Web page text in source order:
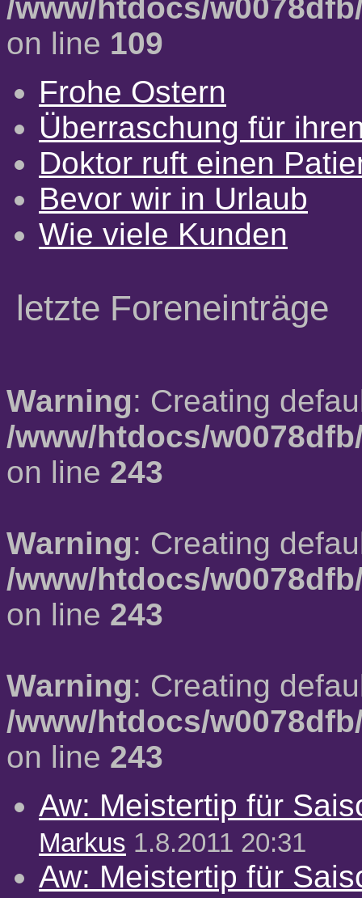
/www/htdocs/
on line 109
Frohe Ostern
Überraschung für
Doktor ruft einen
Bevor wir in Urlaub
Wie viele Kunden
letzte Foreneinträge
Warning: Creating
/www/htdocs/
on line 243
Warning: Creating
/www/htdocs/
on line 243
Warning: Creating
/www/htdocs/
on line 243
Aw: Meistertip für
Markus 1.8.2011 20:31
Aw: Meistertip für